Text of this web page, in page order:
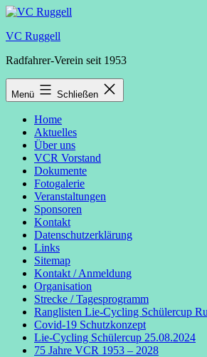
Zum
springen
VC Ruggell
Radfahrer-Verein seit 1953
Menü Schließen
Home
Aktuelles
Über uns
VCR Vorstand
Dokumente
Fotogalerie
Veranstaltungen
Sponsoren
Kontakt
Datenschutzerklärung
Links
Sitemap
Kontakt / Anmeldung
Organisation
Strecke / Tagesprogramm
Ranglisten Lie-Cycling Schülercup
Covid-19 Schutzkonzept
Lie-Cycling Schülercup 25.08.2024
75 Jahre VCR 1953 – 2028